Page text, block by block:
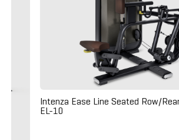
Intenza Ease Line Seated Row/
EL-10